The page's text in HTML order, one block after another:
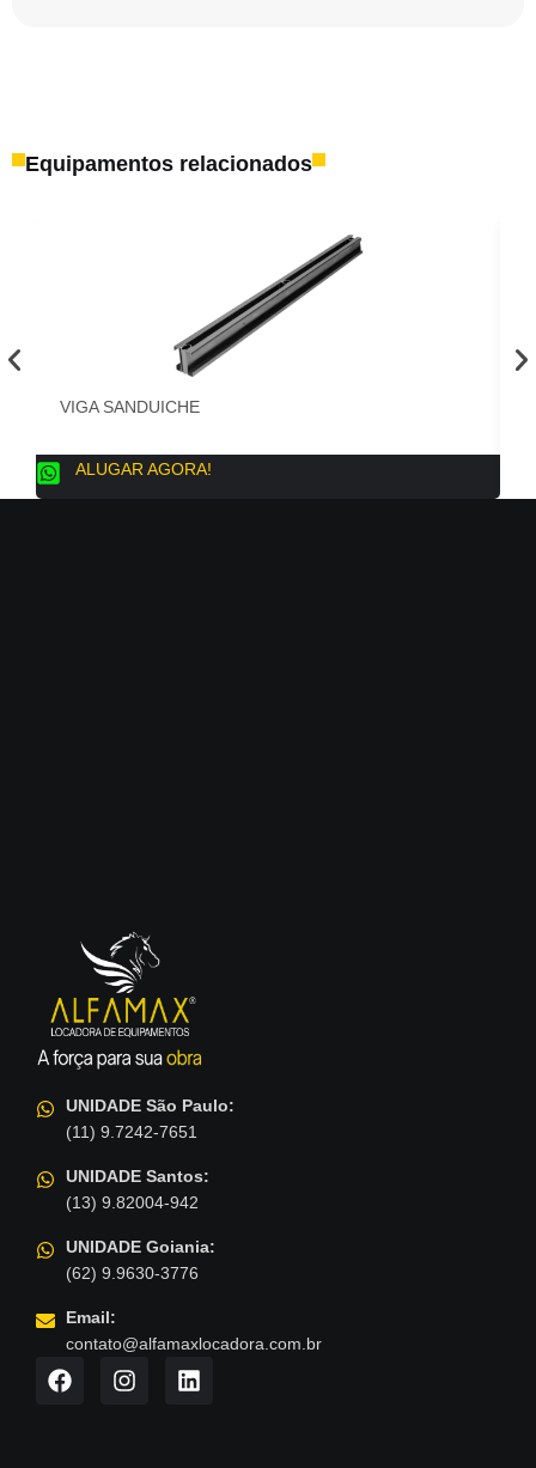
VIGA SANDUICHE
ALUGAR AGORA!
Equipamentos relacionados
UNIDADE São Paulo:
(11) 9.7242-7651
UNIDADE Santos:
(13) 9.82004-942
UNIDADE Goiania:
(62) 9.9630-3776
Email:
contato@alfamaxlocadora.com.br